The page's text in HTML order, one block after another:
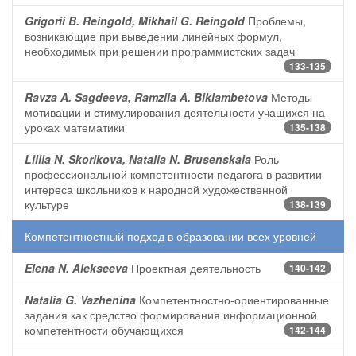
Grigorii B. Reingold, Mikhail G. Reingold Проблемы,
возникающие при выведении линейных формул,
необходимых при решении программистских задач
133-135
Ravza A. Sagdeeva, Ramziia A. Biklambetova Методы
мотивации и стимулирования деятельности учащихся на
уроках математики
135-138
Liliia N. Skorikova, Natalia N. Brusenskaia Роль
профессиональной компетентности педагога в развитии
интереса школьников к народной художественной
культуре
138-139
Компетентностный подход в образовании всех уровней
Elena N. Alekseeva Проектная деятельность 140-142
Natalia G. Vazhenina Компетентностно-ориентированные
задания как средство формирования информационной
компетентности обучающихся
142-144